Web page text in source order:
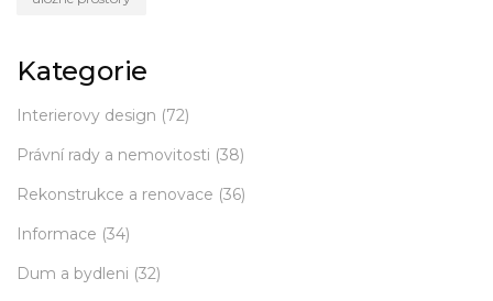
Kategorie
Interierovy design (72)
Právní rady a nemovitosti (38)
Rekonstrukce a renovace (36)
Informace (34)
Dum a bydleni (32)